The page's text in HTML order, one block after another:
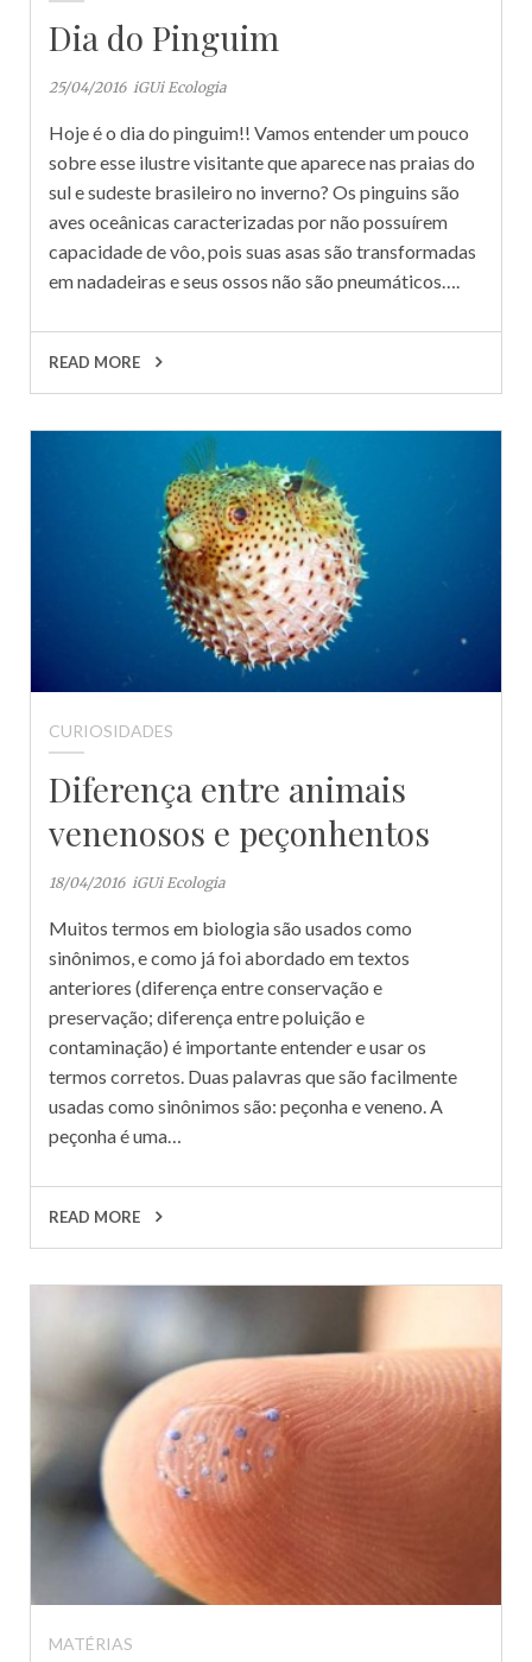
Dia do Pinguim
25/04/2016 iGUi Ecologia
Hoje é o dia do pinguim!! Vamos entender um pouco
sobre esse ilustre visitante que aparece nas praias do
sul e sudeste brasileiro no inverno? Os pinguins são
aves oceânicas caracterizadas por não possuírem
capacidade de vôo, pois suas asas são transformadas
em nadadeiras e seus ossos não são pneumáticos….
READ MORE
CURIOSIDADES
Diferença entre animais
venenosos e peçonhentos
18/04/2016 iGUi Ecologia
Muitos termos em biologia são usados como
sinônimos, e como já foi abordado em textos
anteriores (diferença entre conservação e
preservação; diferença entre poluição e
contaminação) é importante entender e usar os
termos corretos. Duas palavras que são facilmente
usadas como sinônimos são: peçonha e veneno. A
peçonha é uma…
READ MORE
MATÉRIAS